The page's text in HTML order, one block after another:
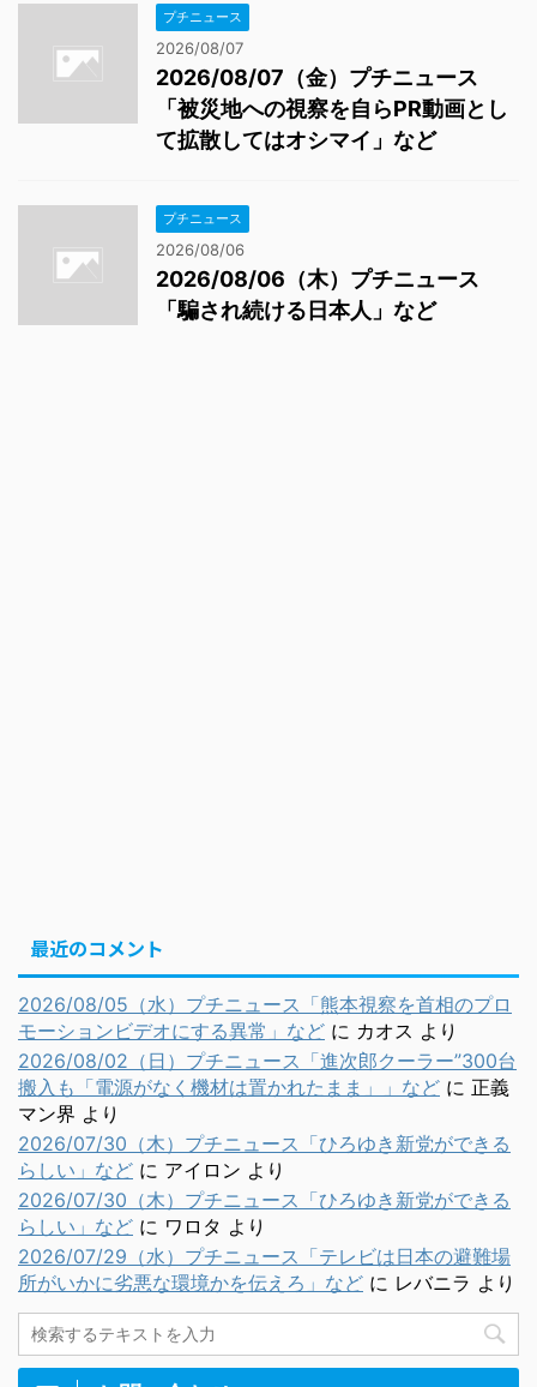
プチニュース
2026/08/07
2026/08/07（金）プチニュース
「被災地への視察を自らPR動画とし
て拡散してはオシマイ」など
プチニュース
2026/08/06
2026/08/06（木）プチニュース
「騙され続ける日本人」など
最近のコメント
2026/08/05（水）プチニュース「熊本視察を首相のプロ
モーションビデオにする異常」など に カオス より
2026/08/02（日）プチニュース「進次郎クーラー”300台
搬入も「電源がなく機材は置かれたまま」」など に 正義
マン界 より
2026/07/30（木）プチニュース「ひろゆき新党ができる
らしい」など に アイロン より
2026/07/30（木）プチニュース「ひろゆき新党ができる
らしい」など に ワロタ より
2026/07/29（水）プチニュース「テレビは日本の避難場
所がいかに劣悪な環境かを伝えろ」など に レバニラ より